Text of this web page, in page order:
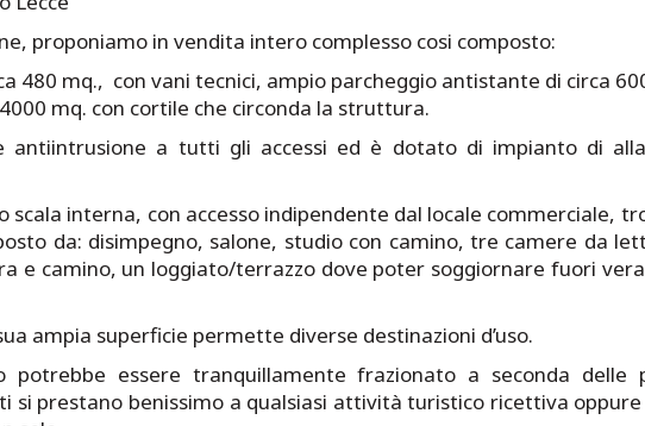
proponiamo in vendita intero complesso cosi composto:
480 mq., con vani tecnici, ampio parcheggio antistante di circa
mq. con cortile che circonda la struttura.
antiintrusione a tutti gli accessi ed è dotato di impianto di
scala interna, con accesso indipendente dal locale commerciale,
da: disimpegno, salone, studio con camino, tre camere da
e camino, un loggiato/terrazzo dove poter soggiornare fuori
ampia superficie permette diverse destinazioni d’uso.
potrebbe essere tranquillamente frazionato a seconda delle
si prestano benissimo a qualsiasi attività turistico ricettiva oppure